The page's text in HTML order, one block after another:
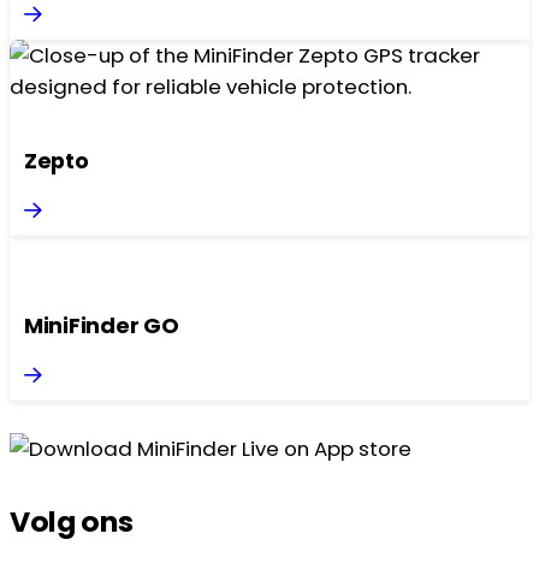
Zepto
MiniFinder GO
Volg ons